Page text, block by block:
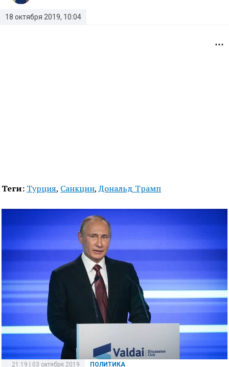
18 октября 2019, 10:04
Теги: Турция, Санкции,Дональд Трамп
21:19 | 03 октября 2019 ПОЛИТИКА